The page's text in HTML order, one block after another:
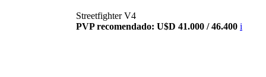
Streetfighter V4
PVP recomendado: U$D 41.000 / 46.400 i